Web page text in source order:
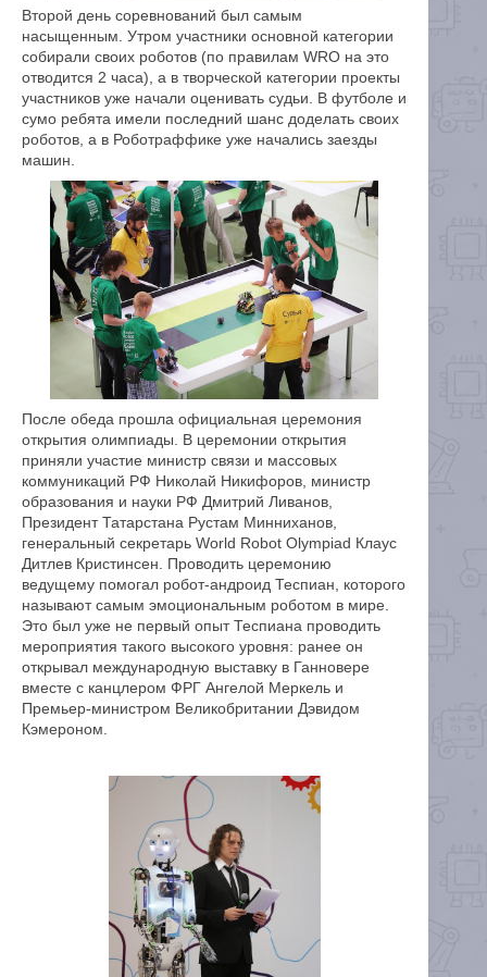
Второй день соревнований был самым
насыщенным. Утром участники основной категории
собирали своих роботов (по правилам WRO на это
отводится 2 часа), а в творческой категории проекты
участников уже начали оценивать судьи. В футболе и
сумо ребята имели последний шанс доделать своих
роботов, а в Роботраффике уже начались заезды
машин.
После обеда прошла официальная церемония
открытия олимпиады. В церемонии открытия
приняли участие министр связи и массовых
коммуникаций РФ Николай Никифоров, министр
образования и науки РФ Дмитрий Ливанов,
Президент Татарстана Рустам Минниханов,
генеральный секретарь World Robot Olympiad Клаус
Дитлев Кристинсен. Проводить церемонию
ведущему помогал робот-андроид Теспиан, которого
называют самым эмоциональным роботом в мире.
Это был уже не первый опыт Теспиана проводить
мероприятия такого высокого уровня: ранее он
открывал международную выставку в Ганновере
вместе с канцлером ФРГ Ангелой Меркель и
Премьер-министром Великобритании Дэвидом
Кэмероном.